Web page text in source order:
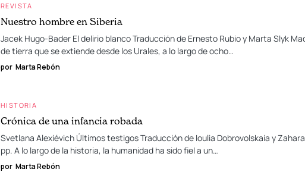
REVISTA
Nuestro hombre en Siberia
Jacek Hugo-Bader El delirio blanco Traducción de Ernesto Rubio y Marta Slyk
de tierra que se extiende desde los Urales, a lo largo de ocho…
por Marta Rebón
HISTORIA
Crónica de una infancia robada
Svetlana Alexiévich Últimos testigos Traducción de Ioulia Dobrovolskaia y
pp. A lo largo de la historia, la humanidad ha sido fiel a un…
por Marta Rebón